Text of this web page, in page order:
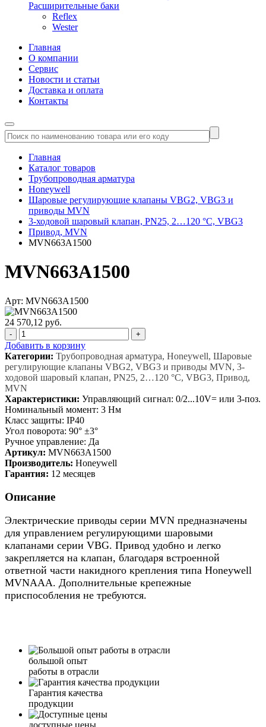
Расширительные баки
Reflex
Wester
Главная
О компании
Сервис
Новости и статьи
Доставка и оплата
Контакты
Главная
Каталог товаров
Трубопроводная арматура
Honeywell
Шаровые регулирующие клапаны VBG2, VBG3 и
приводы MVN
3-ходовой шаровый клапан, PN25, 2…120 °C, VBG3
Привод, MVN
MVN663A1500
MVN663A1500
Арт: MVN663A1500
24 570,12 руб.
- +
Добавить в корзину
Категории: Трубопроводная арматура, Honeywell, Шаровые
регулирующие клапаны VBG2, VBG3 и приводы MVN, 3-
ходовой шаровый клапан, PN25, 2…120 °C, VBG3, Привод,
MVN
Характеристики: Управляющий сигнал: 0/2...10V= или 3-поз.
Номинальный момент: 3 Нм
Класс защиты: IP40
Угол поворота: 90° ±3°
Ручное управление: Да
Артикул: MVN663A1500
Производитель: Honeywell
Гарантия: 12 месяцев
Описание
Электрические приводы серии MVN предназначены
для управлением регулирующими шаровыми
клапанами серии VBG. Привод удобно и легко
закрепляется на клапан, благодаря встроенной
ответной части накидного крепления типа Honeywell
MVNAAA. Дополнительные крепежные
приспособления не требуются.
большой опыт
работы в отрасли
Гарантия качества
продукции